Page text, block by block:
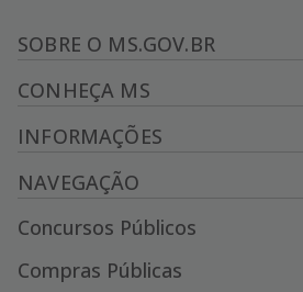
SOBRE O MS.GOV.BR
CONHEÇA MS
INFORMAÇÕES
NAVEGAÇÃO
Concursos Públicos
Compras Públicas